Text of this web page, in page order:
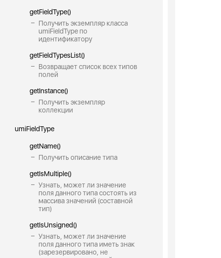
getFieldType()
Получить экземпляр класса
umiFieldType по
идентификатору
getFieldTypesList()
Возвращает список всех типов
полей
getInstance()
Получить экземпляр
коллекции
umiFieldType
getName()
Получить описание типа
getIsMultiple()
Узнать, может ли значение
поля данного типа состоять из
массива значений (составной
тип)
getIsUnsigned()
Узнать, может ли значение
поля данного типа иметь знак
(зарезервировано, не